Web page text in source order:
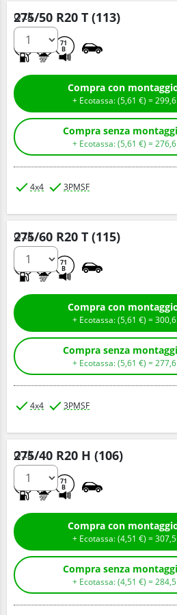
275/50 R20 T (113)
71
B
Q.tà
+ Ecotassa: (5,61 € ) =299,
+ Ecotassa: (5,61 € ) =276,
4x4 3PMSF
275/60 R20 T (115)
71
B
Q.tà
+ Ecotassa: (5,61 € ) =300,
+ Ecotassa: (5,61 € ) =277,
4x4 3PMSF
275/40 R20 H (106)
71
B
Q.tà
+ Ecotassa: (4,51 € ) =307,
+ Ecotassa: (4,51 € ) =284,